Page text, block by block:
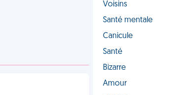
Voisins
Santé mentale
Canicule
Santé
Bizarre
Amour